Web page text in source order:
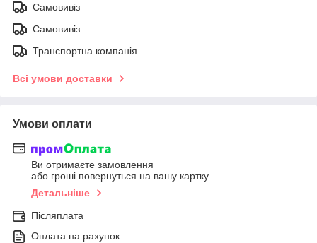
Самовивіз
Самовивіз
Транспортна компанія
Всі умови доставки
Умови оплати
Ви отримаєте замовлення
або гроші повернуться на вашу картку
Детальніше
Післяплата
Оплата на рахунок